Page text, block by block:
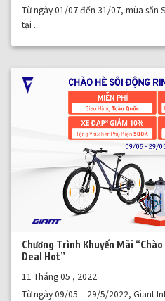
Từ ngày 01/07 đến 31/07, mùa săn
tại ...
Chương Trình Khuyến Mãi
Deal Hot”
11 Tháng 05 , 2022
Từ ngày 09/05 – 29/5/2022, Giant